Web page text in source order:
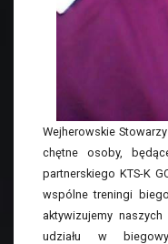
Wejherowskie
chętne osoby,
partnerskiego KTS-K
wspólne treningi
aktywizujemy
udziału w